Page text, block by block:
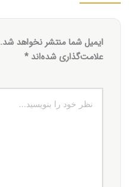
ایمیل شما منتشر نخواهد شد.
علامت‌گذاری شده‌اند *
نظر
خود